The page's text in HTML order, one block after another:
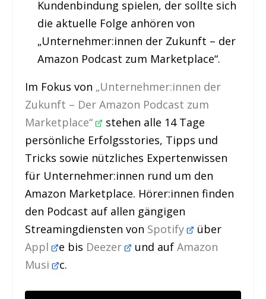
Kundenbindung spielen, der sollte sich
die aktuelle Folge anhören von
„Unternehmer:innen der Zukunft – der
Amazon Podcast zum Marketplace“.
Im Fokus von „Unternehmer:innen der
Zukunft – Der Amazon Podcast zum
Marketplace“
stehen alle 14 Tage
persönliche Erfolgsstories, Tipps und
Tricks sowie nützliches Expertenwissen
für Unternehmer:innen rund um den
Amazon Marketplace. Hörer:innen finden
den Podcast auf allen gängigen
Streamingdiensten von Spotify
über
Appl e bis Deezer und aufAmazon
Musi c.